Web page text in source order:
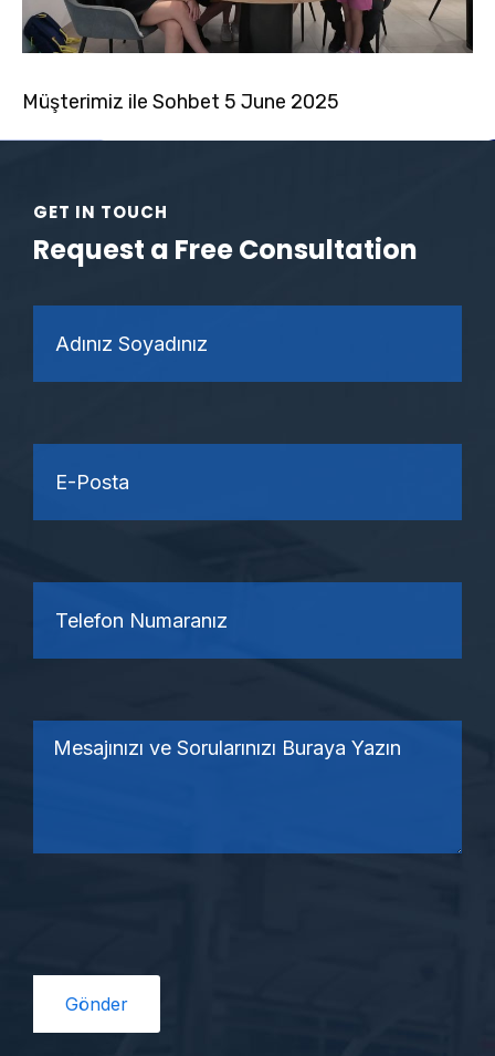
Müşterimiz ile Sohbet 5 June 2025
GET IN TOUCH
Request a Free Consultation